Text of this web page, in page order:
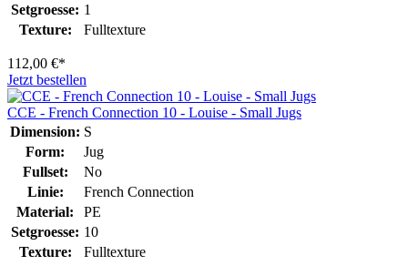
Setgroesse: 1
Texture:
Fulltexture
112,00 €*
Jetzt bestellen
CCE - French Connection 10 - Louise - Small Jugs
Dimension: S
Form:
Jug
Fullset:
No
Linie:
French Connection
Material:
PE
Setgroesse: 10
Texture:
Fulltexture